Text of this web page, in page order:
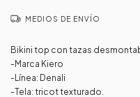
MEDIOS DE ENVÍO
Bikini top con tazas
-Marca Kiero
-Línea: Denali
-Tela: tricot texturado.